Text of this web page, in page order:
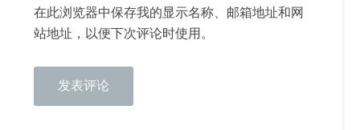
在此浏览器中保存我的显示名称、邮箱地址和网
站地址，以便下次评论时使用。